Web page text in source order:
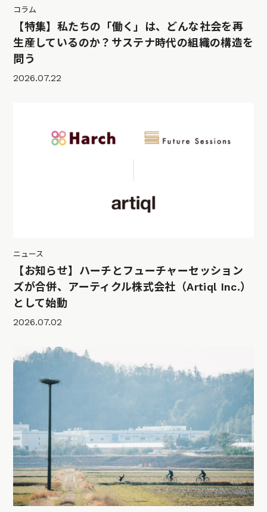
コラム
【特集】私たちの「働く」は、どんな社会を再
生産しているのか？サステナ時代の組織の構造を
問う
2026.07.22
ニュース
【お知らせ】ハーチとフューチャーセッション
ズが合併、アーティクル株式会社（Artiql Inc.）
として始動
2026.07.02